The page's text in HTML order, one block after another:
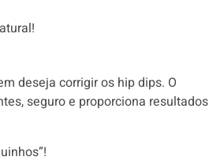
deseja corrigir os hip dips. O
seguro e proporciona resultados